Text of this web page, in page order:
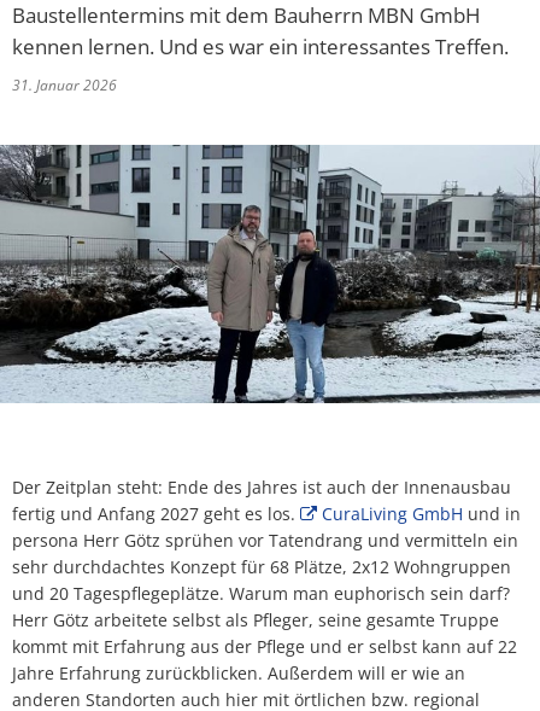
Grillhütte HungerschiedVereine
Nastätten-App
Baustellentermins mit dem Bauherrn MBN GmbH
kennen lernen. Und es war ein interessantes Treffen.
31. Januar 2026
Der Zeitplan steht: Ende des Jahres ist auch der Innenausbau
fertig und Anfang 2027 geht es los.
CuraLiving GmbH und in
persona Herr Götz sprühen vor Tatendrang und vermitteln ein
sehr durchdachtes Konzept für 68 Plätze, 2x12 Wohngruppen
und 20 Tagespflegeplätze. Warum man euphorisch sein darf?
Herr Götz arbeitete selbst als Pfleger, seine gesamte Truppe
kommt mit Erfahrung aus der Pflege und er selbst kann auf 22
Jahre Erfahrung zurückblicken. Außerdem will er wie an
anderen Standorten auch hier mit örtlichen bzw. regional